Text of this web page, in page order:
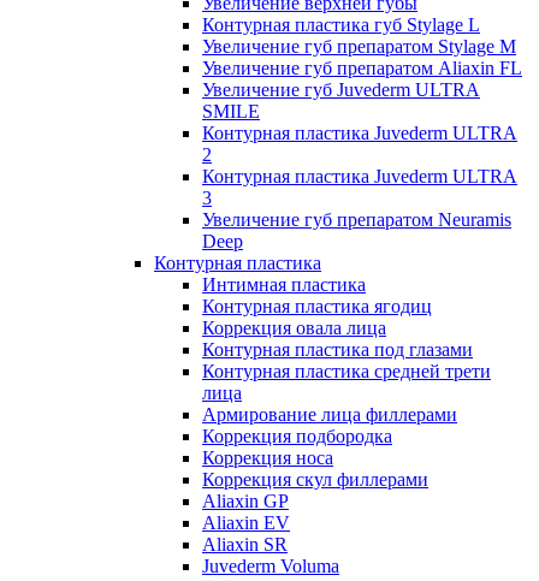
Контурная пластика губ Stylage L
Увеличение губ препаратом Stylage M
Увеличение губ препаратом Aliaxin FL
Увеличение губ Juvederm ULTRA
SMILE
Контурная пластика Juvederm ULTRA
2
Контурная пластика Juvederm ULTRA
3
Увеличение губ препаратом Neuramis
Deep
Контурная пластика
Интимная пластика
Контурная пластика ягодиц
Коррекция овала лица
Контурная пластика под глазами
Контурная пластика средней трети
лица
Армирование лица филлерами
Коррекция подбородка
Коррекция носа
Коррекция скул филлерами
Aliaxin GP
Aliaxin EV
Aliaxin SR
Juvederm Voluma